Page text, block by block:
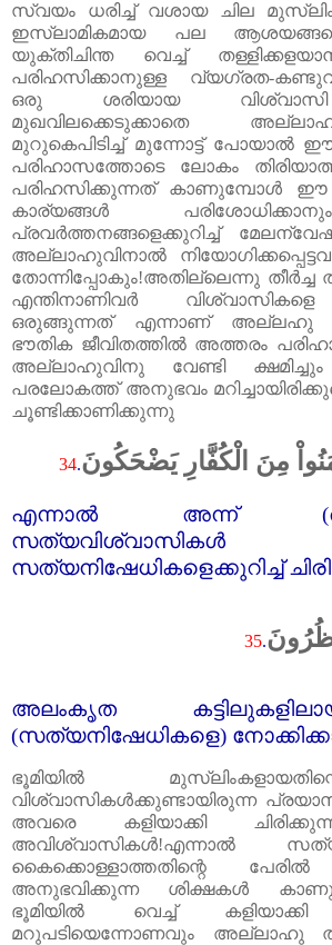
സ്വയം ധരിച്ച്‌ വശായ ചില മുസ്‌ലിം
ഇസ്‌ലാമികമായ പല
യുക്തിചിന്ത വെച്ച്‌
പരിഹസിക്കാനുള്ള വ്യഗ്രത-
ഒരു ശരിയായ
മുഖവിലക്കെടുക്കാതെ
മുറുകെപിടിച്ച്‌ മുന്നോട്ട്‌
പരിഹാസത്തോടെ ലോകം
പരിഹസിക്കുന്നത്‌ കാണുമ്പോൾ ഈ
കാര്യങ്ങൾ
പ്രവർത്തനങ്ങളെക്കുറിച്ച്‌
അല്ലാഹുവിനാൽ
തോന്നിപ്പോകും!അതില്ലെന്നു തീർച്ച
എന്തിനാണിവർ
ഒരുങ്ങുന്നത്‌ എന്നാണ്‌ അല്ലഹു
ഭൗതിക ജീവിതത്തിൽ അത്തരം
അല്ലാഹുവിനു വേണ്ടി ക്ഷമിച്ചും
പരലോകത്ത്‌ അനുഭവം
ചൂണ്ടിക്കാണിക്കുന്നു
34.مِنَ الْكُفَّارِ يَضْحَكُونَ
എന്നാൽ അന്ന്
സത്യവിശ്വാസികൾ
സത്യനിഷേധികളെക്കുറിച്ച്‌
35.
അലംകൃത
(സത്യനിഷേധികളെ)
ഭൂമിയിൽ
വിശ്വാസികൾക്കുണ്ടായിരുന്ന
അവരെ കളിയാക്കി
അവിശ്വാസികൾ!എന്നാൽ
കൈക്കൊള്ളാത്തതിന്റെ
അനുഭവിക്കുന്ന ശിക്ഷകൾ
ഭൂമിയിൽ വെച്ച്‌ കളിയാക്കി
മറുപടിയെന്നോണവും അല്ലാഹു